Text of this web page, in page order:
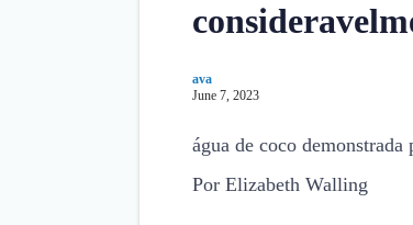
ava
June 7, 2023
água de coco
Por Elizabeth Walling